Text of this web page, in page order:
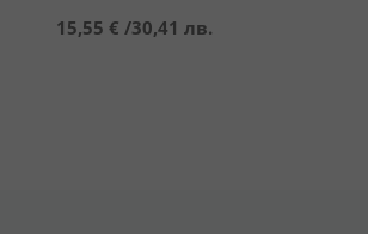
15,55 € /30,41 лв.